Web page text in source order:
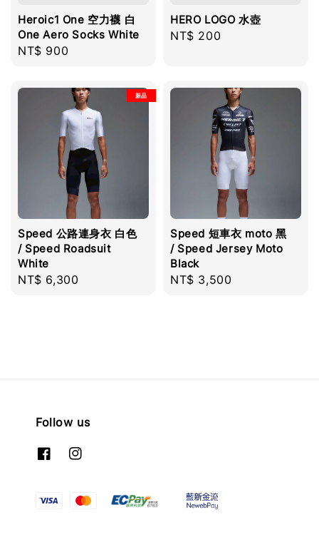
Heroic1 One 空力襪 白
One Aero Socks White
Regular
NT$ 900
HERO LOGO 水壺
Regular
NT$ 200
新品
Speed 公路連身衣 白色
/ Speed Roadsuit
White
Regular
NT$ 6,300
Speed 短車衣 moto 黑
/ Speed Jersey Moto
Black
Regular
NT$ 3,500
Follow us